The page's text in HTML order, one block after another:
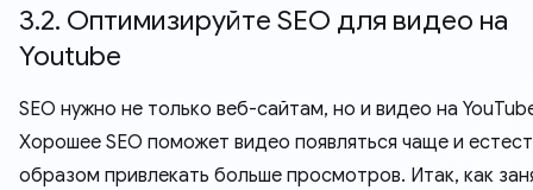
3.2. Оптимизируйте SEO для видео на
Youtube
SEO нужно не только веб-сайтам, но и видео на
Хорошее SEO поможет видео появляться чаще и
образом привлекать больше просмотров. Итак, как